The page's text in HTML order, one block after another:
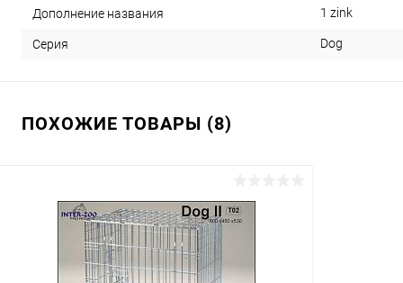
Дополнение названия 1 zink
Серия Dog
ПОХОЖИЕ ТОВАРЫ (8)